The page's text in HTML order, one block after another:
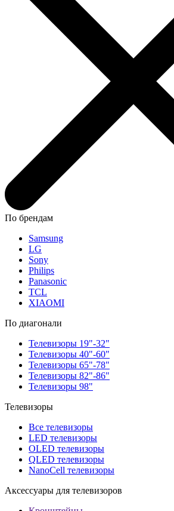
По брендам
Samsung
LG
Sony
Philips
Panasonic
TCL
XIAOMI
По диагонали
Телевизоры 19"-32"
Телевизоры 40"-60"
Телевизоры 65"-78"
Телевизоры 82"-86"
Телевизоры 98"
Телевизоры
Все телевизоры
LED телевизоры
OLED телевизоры
QLED телевизоры
NanoCell телевизоры
Аксессуары для телевизоров